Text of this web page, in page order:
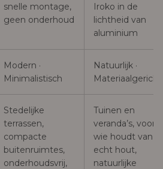
snelle montage,
geen onderhoud
Iroko in de
lichtheid van
aluminium
Modern ·
Minimalistisch
Natuurlijk ·
Materiaalgericht
Stedelijke
terrassen,
compacte
buitenruimtes,
onderhoudsvrij,
Tuinen en
veranda’s, voor
wie houdt van
echt hout,
natuurlijke